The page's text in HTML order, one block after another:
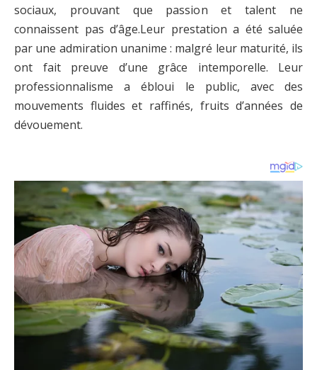
sociaux, prouvant que passion et talent ne
connaissent pas d’âge.Leur prestation a été saluée
par une admiration unanime : malgré leur maturité, ils
ont fait preuve d’une grâce intemporelle. Leur
professionnalisme a ébloui le public, avec des
mouvements fluides et raffinés, fruits d’années de
dévouement.